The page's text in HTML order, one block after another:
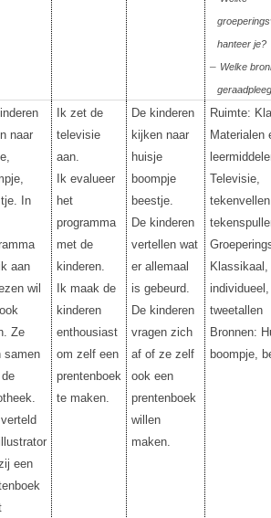
hanteer je?
– Welke
naar
In
aan
wil
Ze
samen
een
Ik zet de
televisie
aan.
Ik evalueer
het
programma
met de
kinderen.
Ik maak de
kinderen
enthousiast
om zelf een
prentenboek
te maken.
De kinderen
kijken naar
huisje
boompje
beestje.
De kinderen
vertellen wat
er allemaal
is gebeurd.
De kinderen
vragen zich
af of ze zelf
ook een
prentenboek
willen
maken.
Ruimte:
Materialen
Televisie,
Klassikaal,
individueel,
tweetallen
Bronnen:
boompje,